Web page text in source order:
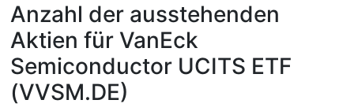
Anzahl der ausstehenden
Aktien für VanEck
Semiconductor UCITS ETF
(VVSM.DE)